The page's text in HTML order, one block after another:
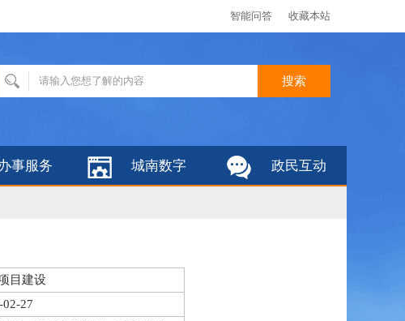
收藏本站
智能问答
事服务 城南数字 政民互动
目建设
02-27